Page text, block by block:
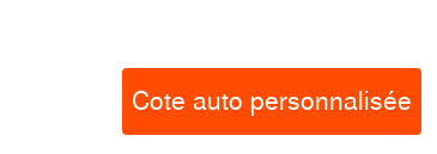
Cote auto personnalisée